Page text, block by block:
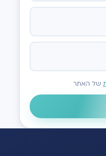
של האתר